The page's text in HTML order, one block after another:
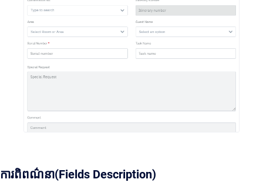
ការពិពណ៌នា(Fields Description)